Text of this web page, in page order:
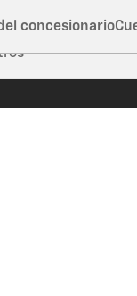
concesionario